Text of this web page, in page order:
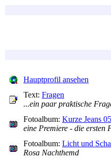
Hauptprofil ansehen
Text: Fragen
...ein paar praktische
Fotoalbum: Kurze Jeans
eine Premiere - die ersten
Fotoalbum: Licht und
Rosa Nachthemd